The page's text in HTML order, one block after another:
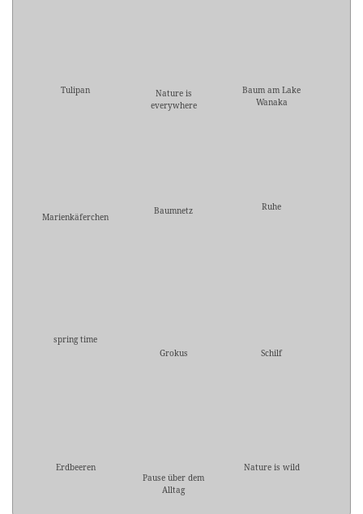
Tulipan
Nature is
everywhere
Baum am Lake
Wanaka
Marienkäferchen
Baumnetz Ruhe
spring time
Grokus
Schilf
Erdbeeren
Pause über dem
Alltag
Nature is wild